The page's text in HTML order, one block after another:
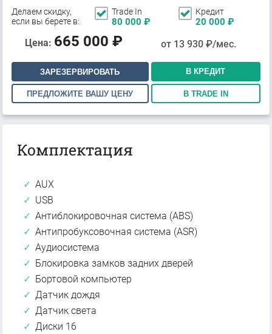
Делаем скидку,
если вы берете в:
Trade In
80 000 ₽
Кредит
20 000 ₽
Цена: 665 000 ₽ от 13 930₽/мес.
ЗАРЕЗЕРВИРОВАТЬ В КРЕДИТ
ПРЕДЛОЖИТЕ ВАШУ ЦЕНУ В TRADE IN
Комплектация
AUX
USB
Антиблокировочная система (ABS)
Антипробуксовочная система (ASR)
Аудиосистема
Блокировка замков задних дверей
Бортовой компьютер
Датчик дождя
Датчик света
Диски 16